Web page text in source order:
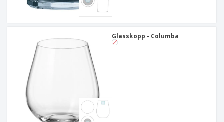
Glasskopp - Columba